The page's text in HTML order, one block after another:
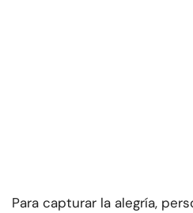
Para capturar la alegría,